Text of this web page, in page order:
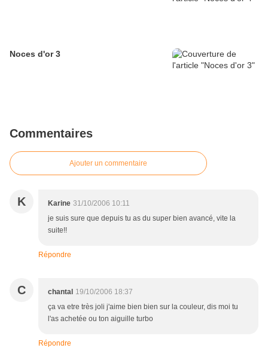
Noces d'or 3
Commentaires
Ajouter un commentaire
K Karine 31/10/2006 10:11
je suis sure que depuis tu as du super bien avancé, vite la
suite!!
Répondre
C chantal 19/10/2006 18:37
ça va etre très joli j'aime bien bien sur la couleur, dis moi tu
l'as achetée ou ton aiguille turbo
Répondre